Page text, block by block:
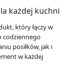
każdej kuchni
który łączy w
codziennego
posiłków, jak i
w każdej